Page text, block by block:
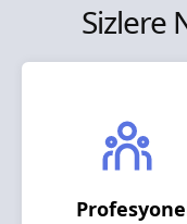
Sizlere